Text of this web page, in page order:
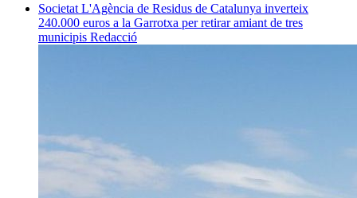
Societat L'Agència de Residus de Catalunya inverteix
240.000 euros a la Garrotxa per retirar amiant de tres
municipis Redacció